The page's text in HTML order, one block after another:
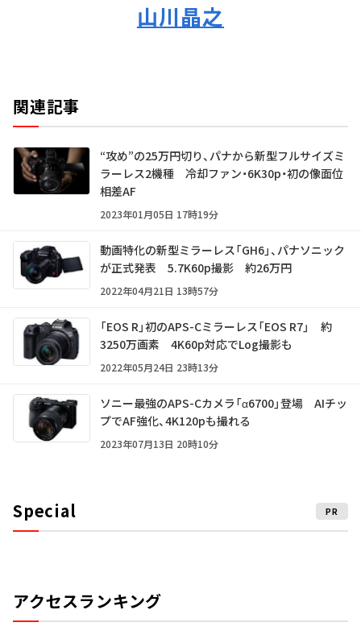
山川晶之
関連記事
“攻め”の25万円切り、パナから新型フルサイズミ
ラーレス2機種 冷却ファン・6K30p・初の像面位
相差AF
2023年01月05日 17時19分
動画特化の新型ミラーレス「GH6」、パナソニック
が正式発表 5.7K60p撮影 約26万円
2022年04月21日 13時57分
「EOS R」初のAPS-Cミラーレス「EOS R7」 約
3250万画素 4K60p対応でLog撮影も
2022年05月24日 23時13分
ソニー最強のAPS-Cカメラ「α6700」登場 AIチッ
プでAF強化、4K120pも撮れる
2023年07月13日 20時10分
Special PR
アクセスランキング